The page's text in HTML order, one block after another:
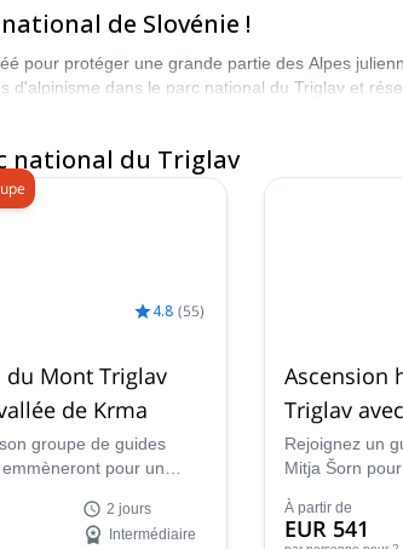
de Slovénie !
pour protéger une grande partie des Alpes
dans le parc national du Triglav et
national du Triglav
4.8 (55)
du Mont Triglav
de Krma
groupe de guides
pour un
du mont Triglav,
vallée de Krma.
2 jours
Intermédiaire
Ascension
Triglav
Rejoignez un
Mitja Šorn
Triglav en
extraordinaire.
À partir de
EUR 541